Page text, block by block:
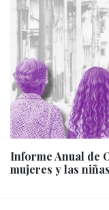
Informe Anual de
mujeres y las